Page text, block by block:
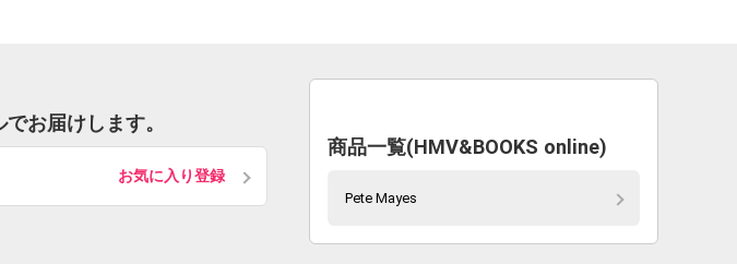
お届けします。
お気に入り登録
商品一覧(HMV&BOOKS online)
Pete Mayes